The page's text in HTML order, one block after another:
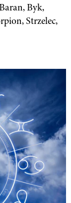
Byk,
Strzelec,